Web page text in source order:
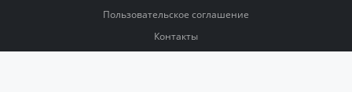
Пользовательское соглашение
Контакты